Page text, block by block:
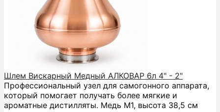
Шлем Вискарный Медный АЛКОВАР 6л 4" - 2"
Профессиональный узел для самогонного аппарата,
который помогает получать более мягкие и
ароматные дистилляты. Медь М1, высота 38,5 см